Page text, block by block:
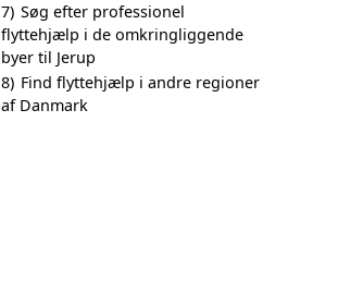
7) Søg efter professionel
flyttehjælp i de omkringliggende
byer til Jerup
8) Find flyttehjælp i andre regioner
af Danmark